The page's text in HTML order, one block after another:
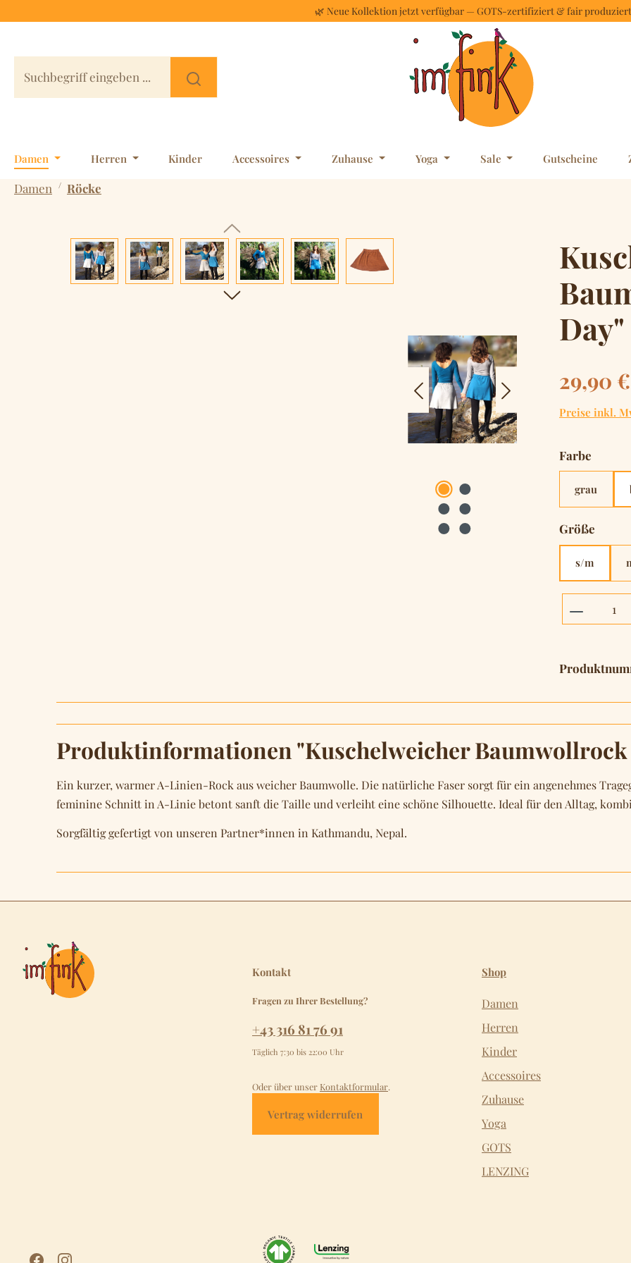
🌿 Neue Kollektion jetzt verfügbar — GOTS-zertifiziert & fair produziert
Damen Herren Kinder Accessoires Zuhause Yoga Sale Gutscheine
Damen / Röcke
Bildergalerie überspringen
Day"
Regulärer
29,90 €
Preise inkl.
Farbe
grau
Größe
s/m
Produktinformationen "Kuschelweicher Baumwollrock
Ein kurzer, warmer A-Linien-Rock aus weicher Baumwolle. Die natürliche Faser sorgt für ein angenehmes
feminine Schnitt in A-Linie betont sanft die Taille und verleiht eine schöne Silhouette. Ideal für den Alltag,
Sorgfältig gefertigt von unseren Partner*innen in Kathmandu, Nepal.
Kontakt
Fragen zu Ihrer Bestellung?
+43 316 81 76 91
Täglich 7:30 bis 22:00 Uhr
Oder über unser Kontaktformular.
Vertrag widerrufen
Shop
Damen
Herren
Kinder
Accessoires
Zuhause
Yoga
GOTS
LENZING